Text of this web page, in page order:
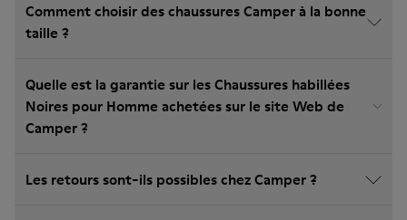
Comment choisir des chaussures Camper à la bonne
taille ?
Quelle est la garantie sur les Chaussures habillées
Noires pour Homme achetées sur le site Web de
Camper ?
Les retours sont-ils possibles chez Camper ?